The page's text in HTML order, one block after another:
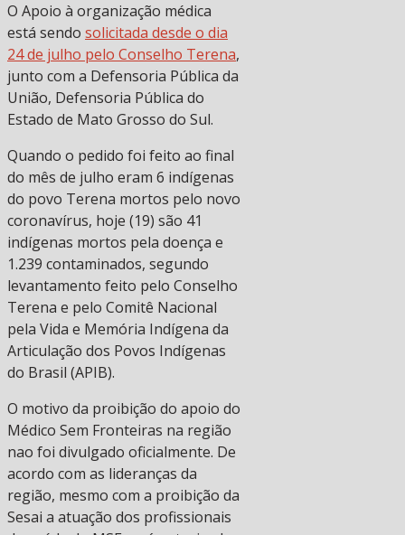
O Apoio à organização médica
está sendo solicitada desde o dia
24 de julho pelo Conselho Terena,
junto com a Defensoria Pública da
União, Defensoria Pública do
Estado de Mato Grosso do Sul.
Quando o pedido foi feito ao final
do mês de julho eram 6 indígenas
do povo Terena mortos pelo novo
coronavírus, hoje (19) são 41
indígenas mortos pela doença e
1.239 contaminados, segundo
levantamento feito pelo Conselho
Terena e pelo Comitê Nacional
pela Vida e Memória Indígena da
Articulação dos Povos Indígenas
do Brasil (APIB).
O motivo da proibição do apoio do
Médico Sem Fronteiras na região
nao foi divulgado oficialmente. De
acordo com as lideranças da
região, mesmo com a proibição da
Sesai a atuação dos profissionais